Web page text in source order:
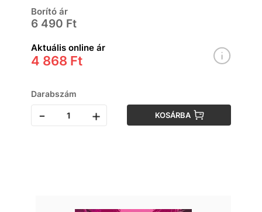
Borító ár
6 490 Ft
Aktuális online ár
4 868 Ft
Darabszám
- + KOSÁRBA